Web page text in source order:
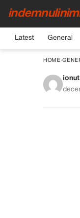
Latest General
HOME›
ionut